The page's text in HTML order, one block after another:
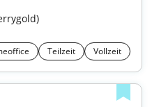
Teilzeit Vollzeit